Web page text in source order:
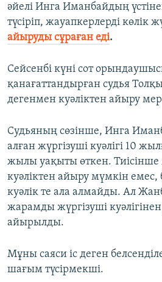
әйелі Инга Иманбайдың
түсіріп, жауапкерлерді көлік
айыруды сұраған еді.
Сейсенбі күні сот
қанағаттандырған судья
дегенмен куәліктен айыру
Cудьяның сөзінше, Инга
алған жүргізуші куәлігі 10
жылы уақыты өткен. Тиісінше
куәліктен айыру мүмкін
куәлік те ала алмайды. Ал
жарамды жүргізуші
айырылды.
Мұны саяси іс деген
шағым түсірмекші.